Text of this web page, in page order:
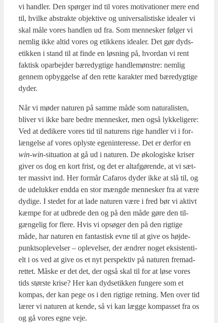
vi hand­ler. Den spør­ger ind til vores moti­va­tio­ner mere end
til, hvil­ke abstrak­te objek­ti­ve og uni­ver­sa­li­sti­ske ide­a­ler vi
skal måle vores hand­len ud fra. Som men­ne­sker føl­ger vi
nem­lig ikke altid vores og etik­kens ide­a­ler. Det gør dyds­
etik­ken i stand til at fin­de en løs­ning på, hvor­dan vi rent
fak­tisk opar­bej­der bære­dyg­ti­ge hand­le­møn­stre: nem­lig
gen­nem opbyg­gel­se af den ret­te karak­ter med bære­dyg­ti­ge
dyder.
Når vi møder natu­ren på sam­me måde som natu­ra­li­sten,
bli­ver vi ikke bare bed­re men­ne­sker, men også lyk­ke­li­ge­re:
Ved at dedi­ke­re vores tid til natu­rens rige hand­ler vi i for­
læn­gel­se af vores oply­ste egen­in­te­res­se. Det er der­for en
win-win-situ­a­tion at gå ud i natu­ren. De øko­lo­gi­ske kri­ser
giver os dog en kort frist, og det er alt­af­gø­ren­de, at vi sæt­
ter mas­sivt ind. Her for­mår Cafa­ros dyder ikke at slå til, og
de ude­luk­ker end­da en stor mæng­de men­ne­sker fra at være
dydi­ge. I ste­det for at lade natu­ren være i fred bør vi aktivt
kæm­pe for at udbre­de den og på den måde gøre den til­
gæn­ge­lig for fle­re. Hvis vi opsø­ger den på den rig­ti­ge
måde, har natu­ren en fan­ta­stisk evne til at give os høj­de­
punkt­s­op­le­vel­ser – ople­vel­ser, der ændrer noget eksi­sten­ti­
elt i os ved at give os et nyt per­spek­tiv på natu­ren fremad­
ret­tet. Måske er det det, der også skal til for at løse vores
tids stør­ste kri­se? Her kan dyds­etik­ken fun­ge­re som et
kom­pas, der kan pege os i den rig­ti­ge ret­ning. Men over tid
lærer vi natu­ren at ken­de, så vi kan læg­ge kom­pas­set fra os
og gå vores egne veje.